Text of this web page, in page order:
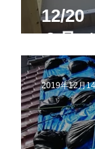
12/20
９号
2019年12月